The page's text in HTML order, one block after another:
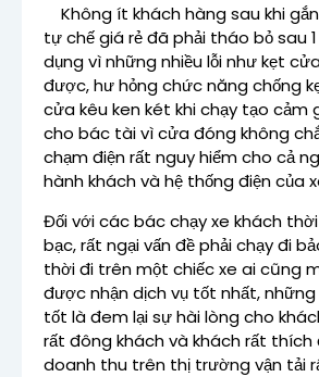
Không ít khách hàng sau khi
tự chế giá rẻ đã phải tháo bỏ sau
dụng vì những nhiều lỗi như kẹt
được, hư hỏng chức năng chống
cửa kêu ken két khi chạy tạo cảm
cho bác tài vì cửa đóng không
chạm điện rất nguy hiểm cho cả
hành khách và hệ thống điện của
Đối với các bác chạy xe khách
bạc, rất ngại vấn đề phải chạy đi
thời đi trên một chiếc xe ai cũng
được nhận dịch vụ tốt nhất,
tốt là đem lại sự hài lòng cho
rất đông khách và khách rất
doanh thu trên thị trường vận tải